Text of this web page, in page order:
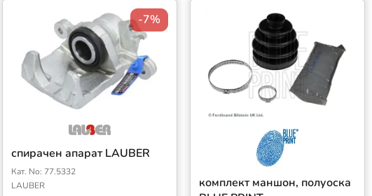
-7%
спирачен апарат LAUBER
Кат. No: 77.5332
LAUBER
комплект маншон, полуоска